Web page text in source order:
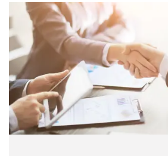
Scopri di più Custodia e amministrazione titoli